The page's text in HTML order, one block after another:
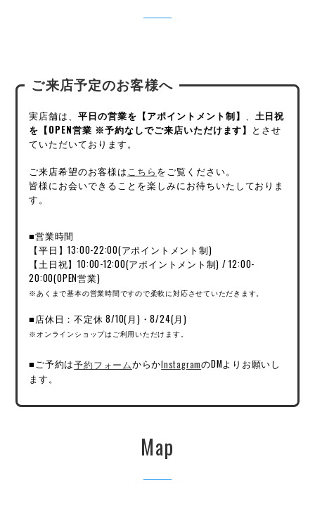
ご来店予定のお客様へ
実店舗は、平日の営業を【アポイントメント制】 、 土日祝
を【OPEN営業 ※予約なしでご来店いただけます】 とさせ
ていただいております。
ご来店希望のお客様はこちら をご覧ください。
皆様にお会いできることを楽しみにお待ちいたしておりま
す。
■営業時間
【平日】13:00-22:00(アポイントメント制)
【土日祝】10:00-12:00(アポイントメント制) / 12:00-
20:00(OPEN営業)
※あくまで基本の営業時間ですので柔軟に対応させていただきます。
■店休日：不定休 8/10(月)・8/24(月)
※オンラインショップはご利用いただけます。
■ご予約は予約フォームからかInstagramのDMよりお願いし
ます。
Map